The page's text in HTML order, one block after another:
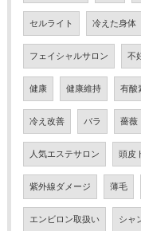
セルライト 冷えた身体
フェイシャルサロン 不
健康 健康維持 有酸
冷え改善 バラ 薔薇
人気エステサロン 頭皮
紫外線ダメージ 薄毛
エンビロン取扱い シャ